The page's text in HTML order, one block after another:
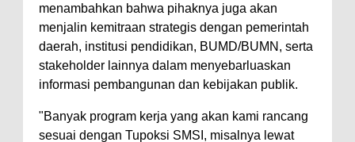
menambahkan bahwa pihaknya juga akan
menjalin kemitraan strategis dengan pemerintah
daerah, institusi pendidikan, BUMD/BUMN, serta
stakeholder lainnya dalam menyebarluaskan
informasi pembangunan dan kebijakan publik.
"Banyak program kerja yang akan kami rancang
sesuai dengan Tupoksi SMSI, misalnya lewat